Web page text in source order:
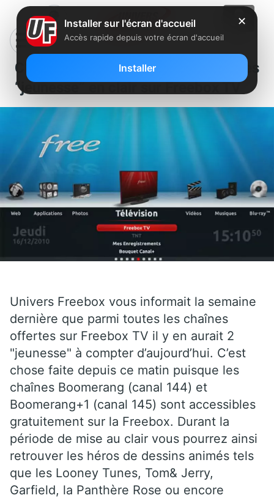
C’est parti pour les chaînes
“jeunesse” en clair sur Freebox TV
Univers Freebox vous informait la semaine
dernière que parmi toutes les chaînes
offertes sur Freebox TV il y en aurait 2
"jeunesse" à compter d’aujourd’hui. C’est
chose faite depuis ce matin puisque les
chaînes Boomerang (canal 144) et
Boomerang+1 (canal 145) sont accessibles
gratuitement sur la Freebox. Durant la
période de mise au clair vous pourrez ainsi
retrouver les héros de dessins animés tels
que les Looney Tunes, Tom& Jerry,
Garfield, la Panthère Rose ou encore
✕
Installer sur l'écran d'accueil
Accès rapide depuis votre écran d'accueil
Installer